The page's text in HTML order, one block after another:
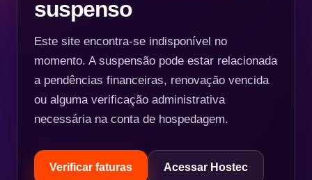
suspenso
Este site encontra-se indisponível no
momento. A suspensão pode estar relacionada
a pendências financeiras, renovação vencida
ou alguma verificação administrativa
necessária na conta de hospedagem.
Verificar faturas Acessar Hostec